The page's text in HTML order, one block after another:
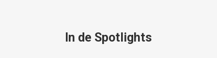
In de Spotlights